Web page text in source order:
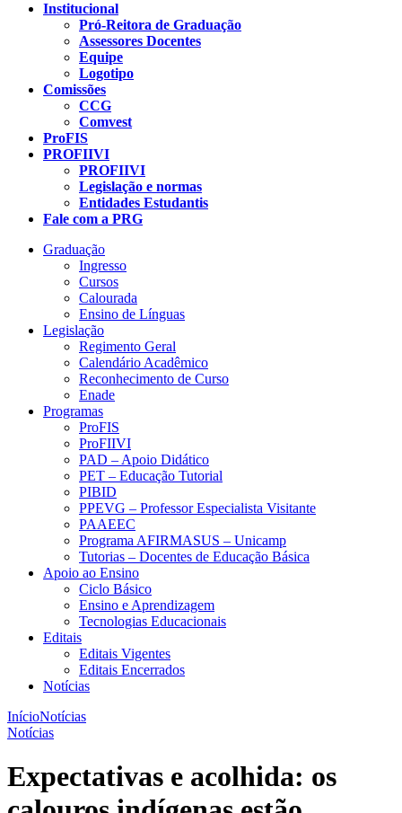
Institucional
Pró-Reitora de Graduação
Assessores Docentes
Equipe
Logotipo
Comissões
CCG
Comvest
ProFIS
PROFIIVI
PROFIIVI
Legislação e normas
Entidades Estudantis
Fale com a PRG
Graduação
Ingresso
Cursos
Calourada
Ensino de Línguas
Legislação
Regimento Geral
Calendário Acadêmico
Reconhecimento de Curso
Enade
Programas
ProFIS
ProFIIVI
PAD – Apoio Didático
PET – Educação Tutorial
PIBID
PPEVG – Professor Especialista Visitante
PAAEEC
Programa AFIRMASUS – Unicamp
Tutorias – Docentes de Educação Básica
Apoio ao Ensino
Ciclo Básico
Ensino e Aprendizagem
Tecnologias Educacionais
Editais
Editais Vigentes
Editais Encerrados
Notícias
InícioNotícias
Notícias
Expectativas e acolhida: os